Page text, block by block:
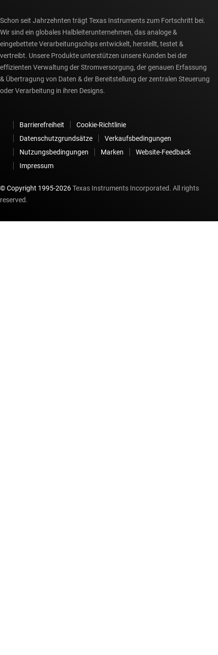
Schon seit Jahrzehnten trägt Texas Instruments zum Fortschritt bei.
Wir sind ein globales Halbleiterunternehmen, das analoge &
eingebettete Verarbeitungschips entwickelt, herstellt, testet &
vertreibt. Unsere Produkte unterstützen unsere Kunden bei der
effizienten Verwaltung der Stromversorgung, der genauen Erfassung
& Übertragung von Daten & der Bereitstellung der zentralen Steuerung
oder Verarbeitung in ihren Designs.
Barrierefreiheit
Cookie-Richtlinie
Datenschutzgrundsätze
Verkaufsbedingungen
Nutzungsbedingungen
Marken
Website-Feedback
Impressum
© Copyright 1995-2026Texas Instruments Incorporated. All rights
reserved.